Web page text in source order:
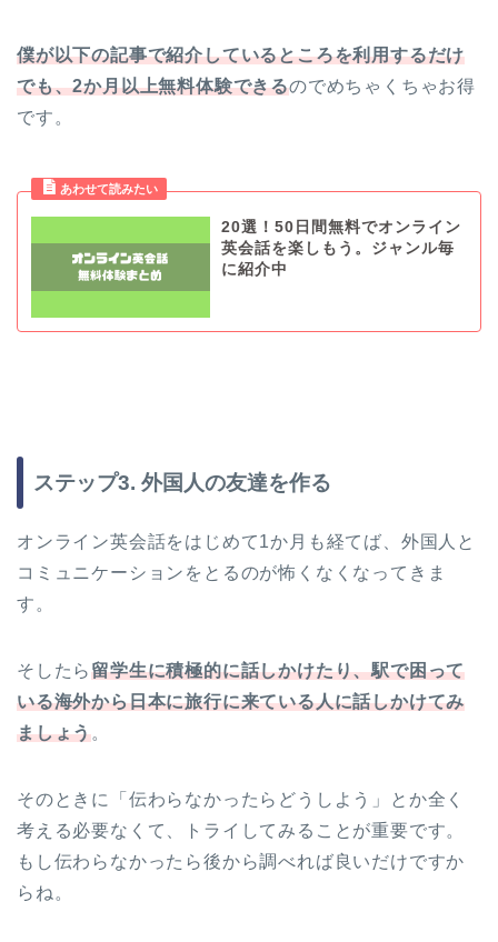
僕が以下の記事で紹介しているところを利用するだけ
でも、2か月以上無料体験できるのでめちゃくちゃお得
です。
20選！50日間無料でオンライン
英会話を楽しもう。ジャンル毎
に紹介中
ステップ3. 外国人の友達を作る
オンライン英会話をはじめて1か月も経てば、外国人と
コミュニケーションをとるのが怖くなくなってきま
す。
そしたら留学生に積極的に話しかけたり、駅で困って
いる海外から日本に旅行に来ている人に話しかけてみ
ましょう。
そのときに「伝わらなかったらどうしよう」とか全く
考える必要なくて、トライしてみることが重要です。
もし伝わらなかったら後から調べれば良いだけですか
らね。